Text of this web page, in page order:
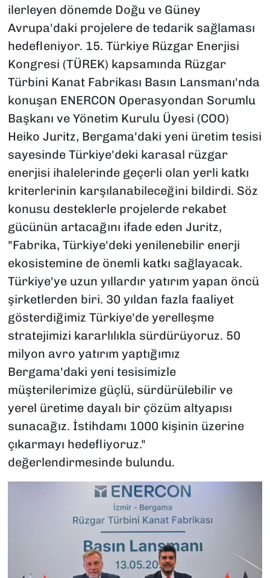
ilerleyen dönemde Doğu ve Güney
Avrupa'daki projelere de tedarik sağlaması
hedefleniyor. 15. Türkiye Rüzgar Enerjisi
Kongresi (TÜREK) kapsamında Rüzgar
Türbini Kanat Fabrikası Basın Lansmanı'nda
konuşan ENERCON Operasyondan Sorumlu
Başkanı ve Yönetim Kurulu Üyesi (COO)
Heiko Juritz, Bergama'daki yeni üretim tesisi
sayesinde Türkiye'deki karasal rüzgar
enerjisi ihalelerinde geçerli olan yerli katkı
kriterlerinin karşılanabileceğini bildirdi. Söz
konusu desteklerle projelerde rekabet
gücünün artacağını ifade eden Juritz,
"Fabrika, Türkiye'deki yenilenebilir enerji
ekosistemine de önemli katkı sağlayacak.
Türkiye'ye uzun yıllardır yatırım yapan öncü
şirketlerden biri. 30 yıldan fazla faaliyet
gösterdiğimiz Türkiye'de yerelleşme
stratejimizi kararlılıkla sürdürüyoruz. 50
milyon avro yatırım yaptığımız
Bergama'daki yeni tesisimizle
müşterilerimize güçlü, sürdürülebilir ve
yerel üretime dayalı bir çözüm altyapısı
sunacağız. İstihdamı 1000 kişinin üzerine
çıkarmayı hedefliyoruz."
değerlendirmesinde bulundu.